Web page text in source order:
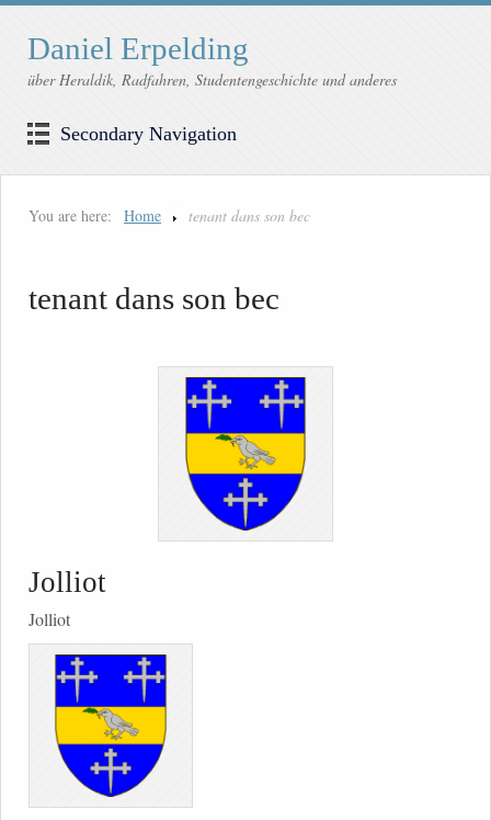
Daniel Erpelding
über Heraldik, Radfahren, Studentengeschichte und anderes
Secondary Navigation
You are here: Home tenant dans son bec
tenant dans son bec
Jolliot
Jolliot